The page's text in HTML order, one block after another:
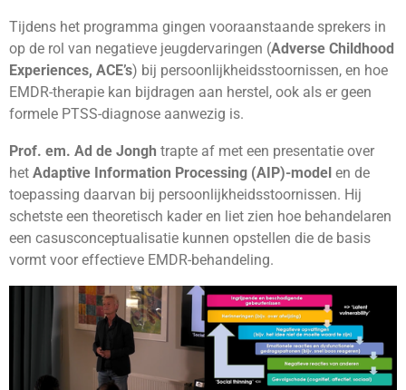
Tijdens het programma gingen vooraanstaande sprekers in
op de rol van negatieve jeugdervaringen (Adverse Childhood
Experiences, ACE’s) bij persoonlijkheidsstoornissen, en hoe
EMDR-therapie kan bijdragen aan herstel, ook als er geen
formele PTSS-diagnose aanwezig is.
Prof. em. Ad de Jongh trapte af met een presentatie over
het Adaptive Information Processing (AIP)-model en de
toepassing daarvan bij persoonlijkheidsstoornissen. Hij
schetste een theoretisch kader en liet zien hoe behandelaren
een casusconceptualisatie kunnen opstellen die de basis
vormt voor effectieve EMDR-behandeling.